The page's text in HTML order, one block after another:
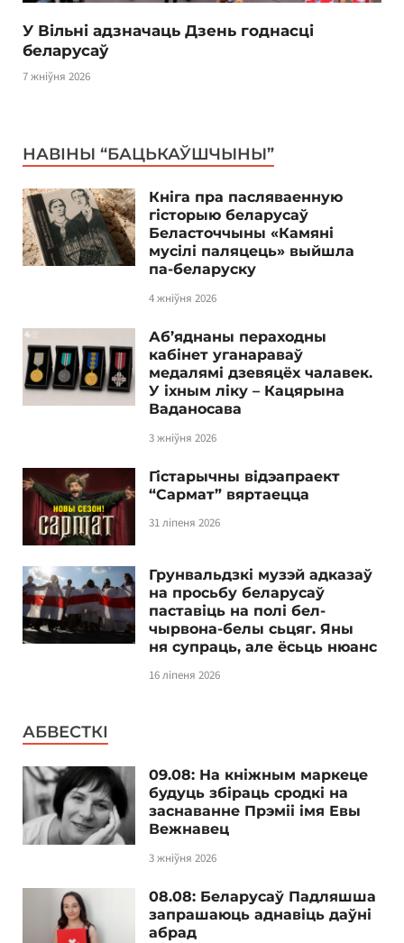
У Вільні адзначаць Дзень годнасці
беларусаў
7 жніўня 2026
НАВІНЫ “БАЦЬКАЎШЧЫНЫ”
Кніга пра пасляваенную
гісторыю беларусаў
Беласточчыны «Камяні
мусілі паляцець» выйшла
па-беларуску
4 жніўня 2026
Аб’яднаны пераходны
кабінет уганараваў
медалямі дзевяцёх чалавек.
У іхным ліку – Кацярына
Ваданосава
3 жніўня 2026
Гістарычны відэапраект
“Сармат” вяртаецца
31 ліпеня 2026
Грунвальдзкі музэй адказаў
на просьбу беларусаў
паставіць на полі бел-
чырвона-белы сьцяг. Яны
ня супраць, але ёсьць нюанс
16 ліпеня 2026
АБВЕСТКІ
09.08: На кніжным маркеце
будуць збіраць сродкі на
заснаванне Прэміі імя Евы
Вежнавец
3 жніўня 2026
08.08: Беларусаў Падляшша
запрашаюць аднавіць даўні
абрад